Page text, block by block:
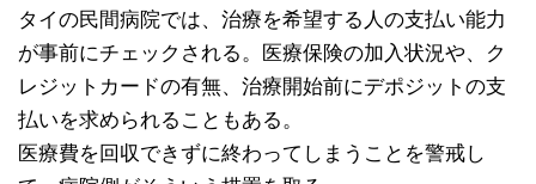
タイの民間病院では、治療を希望する人の支払い能力
が事前にチェックされる。医療保険の加入状況や、ク
レジットカードの有無、治療開始前にデポジットの支
払いを求められることもある。
医療費を回収できずに終わってしまうことを警戒し